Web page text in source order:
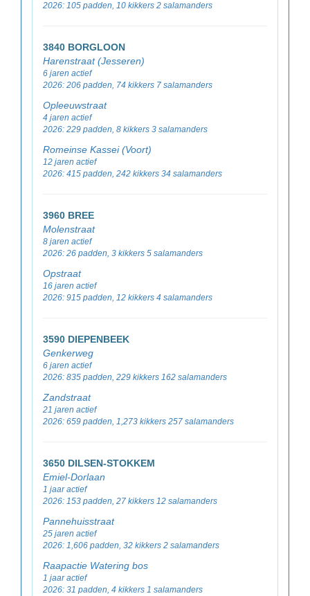
2026: 105 padden, 10 kikkers 2 salamanders
3840 BORGLOON
Harenstraat (Jesseren)
6 jaren actief
2026: 206 padden, 74 kikkers 7 salamanders
Opleeuwstraat
4 jaren actief
2026: 229 padden, 8 kikkers 3 salamanders
Romeinse Kassei (Voort)
12 jaren actief
2026: 415 padden, 242 kikkers 34 salamanders
3960 BREE
Molenstraat
8 jaren actief
2026: 26 padden, 3 kikkers 5 salamanders
Opstraat
16 jaren actief
2026: 915 padden, 12 kikkers 4 salamanders
3590 DIEPENBEEK
Genkerweg
6 jaren actief
2026: 835 padden, 229 kikkers 162 salamanders
Zandstraat
21 jaren actief
2026: 659 padden, 1,273 kikkers 257 salamanders
3650 DILSEN-STOKKEM
Emiel-Dorlaan
1 jaar actief
2026: 153 padden, 27 kikkers 12 salamanders
Pannehuisstraat
25 jaren actief
2026: 1,606 padden, 32 kikkers 2 salamanders
Raapactie Watering bos
1 jaar actief
2026: 31 padden, 4 kikkers 1 salamanders